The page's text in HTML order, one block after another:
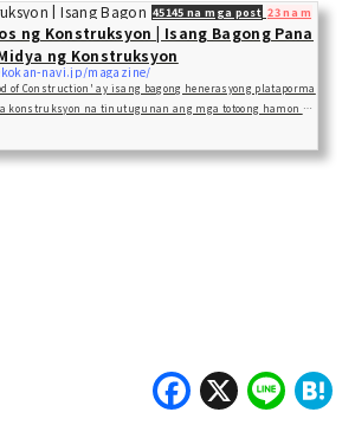
| Isang Bagong Panahon sa Midya ng
45145 na mga post 23 na mga
ng Konstruksyon | Isang Bagong Pana
ng Konstruksyon
navi.jp/magazine/
of Construction' ay isang bagong henerasyong plataporma
konstruksyon na tinutugunan ang mga totoong hamon na
X